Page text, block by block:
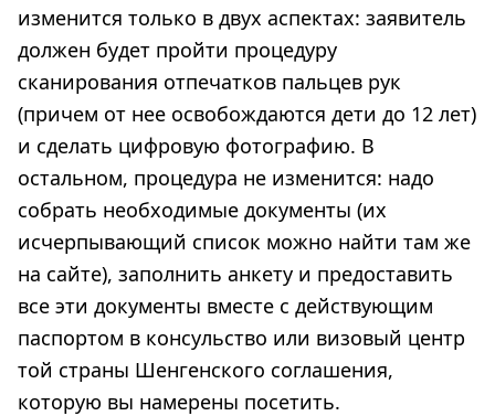
изменится только в двух аспектах: заявитель
должен будет пройти процедуру
сканирования отпечатков пальцев рук
(причем от нее освобождаются дети до 12 лет)
и сделать цифровую фотографию. В
остальном, процедура не изменится: надо
собрать необходимые документы (их
исчерпывающий список можно найти там же
на сайте), заполнить анкету и предоставить
все эти документы вместе с действующим
паспортом в консульство или визовый центр
той страны Шенгенского соглашения,
которую вы намерены посетить.